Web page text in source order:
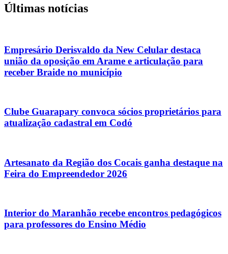
Últimas notícias
Empresário Derisvaldo da New Celular destaca
união da oposição em Arame e articulação para
receber Braide no município
Clube Guarapary convoca sócios proprietários para
atualização cadastral em Codó
Artesanato da Região dos Cocais ganha destaque na
Feira do Empreendedor 2026
Interior do Maranhão recebe encontros pedagógicos
para professores do Ensino Médio